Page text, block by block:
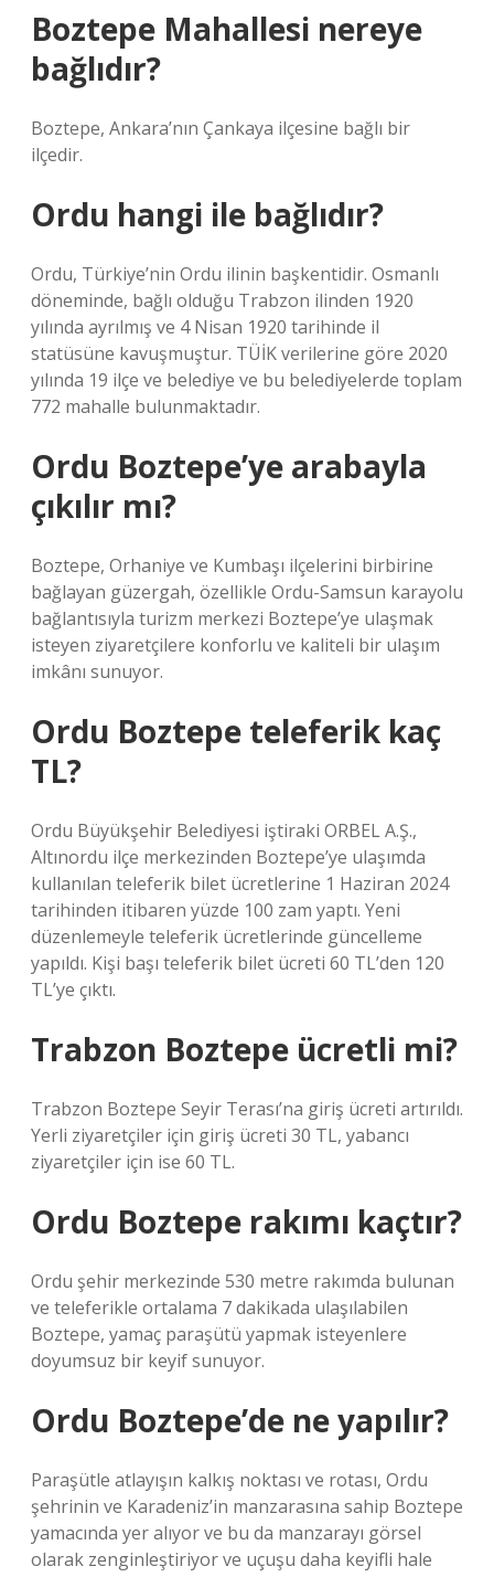
Boztepe Mahallesi nereye
bağlıdır?
Boztepe, Ankara’nın Çankaya ilçesine bağlı bir
ilçedir.
Ordu hangi ile bağlıdır?
Ordu, Türkiye’nin Ordu ilinin başkentidir. Osmanlı
döneminde, bağlı olduğu Trabzon ilinden 1920
yılında ayrılmış ve 4 Nisan 1920 tarihinde il
statüsüne kavuşmuştur. TÜİK verilerine göre 2020
yılında 19 ilçe ve belediye ve bu belediyelerde toplam
772 mahalle bulunmaktadır.
Ordu Boztepe’ye arabayla
çıkılır mı?
Boztepe, Orhaniye ve Kumbaşı ilçelerini birbirine
bağlayan güzergah, özellikle Ordu-Samsun karayolu
bağlantısıyla turizm merkezi Boztepe’ye ulaşmak
isteyen ziyaretçilere konforlu ve kaliteli bir ulaşım
imkânı sunuyor.
Ordu Boztepe teleferik kaç
TL?
Ordu Büyükşehir Belediyesi iştiraki ORBEL A.Ş.,
Altınordu ilçe merkezinden Boztepe’ye ulaşımda
kullanılan teleferik bilet ücretlerine 1 Haziran 2024
tarihinden itibaren yüzde 100 zam yaptı. Yeni
düzenlemeyle teleferik ücretlerinde güncelleme
yapıldı. Kişi başı teleferik bilet ücreti 60 TL’den 120
TL’ye çıktı.
Trabzon Boztepe ücretli mi?
Trabzon Boztepe Seyir Terası’na giriş ücreti artırıldı.
Yerli ziyaretçiler için giriş ücreti 30 TL, yabancı
ziyaretçiler için ise 60 TL.
Ordu Boztepe rakımı kaçtır?
Ordu şehir merkezinde 530 metre rakımda bulunan
ve teleferikle ortalama 7 dakikada ulaşılabilen
Boztepe, yamaç paraşütü yapmak isteyenlere
doyumsuz bir keyif sunuyor.
Ordu Boztepe’de ne yapılır?
Paraşütle atlayışın kalkış noktası ve rotası, Ordu
şehrinin ve Karadeniz’in manzarasına sahip Boztepe
yamacında yer alıyor ve bu da manzarayı görsel
olarak zenginleştiriyor ve uçuşu daha keyifli hale